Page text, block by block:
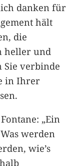
danken für
hält
die
heller und
Sie verbinde
in Ihrer
„Ein
werden
wie’s